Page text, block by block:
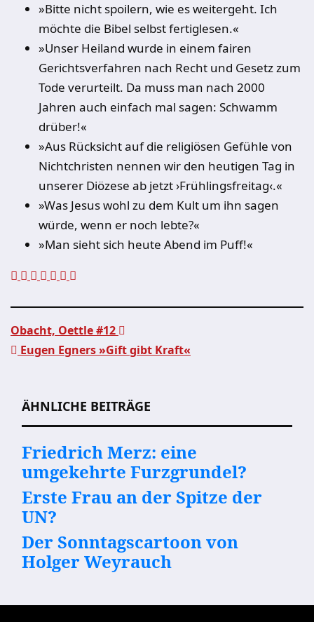
»Bitte nicht spoilern, wie es weitergeht. Ich
möchte die Bibel selbst fertiglesen.«
»Unser Heiland wurde in einem fairen
Gerichtsverfahren nach Recht und Gesetz zum
Tode verurteilt. Da muss man nach 2000
Jahren auch einfach mal sagen: Schwamm
drüber!«
»Aus Rücksicht auf die religiösen Gefühle von
Nichtchristen nennen wir den heutigen Tag in
unserer Diözese ab jetzt ›Frühlingsfreitag‹.«
»Was Jesus wohl zu dem Kult um ihn sagen
würde, wenn er noch lebte?«
»Man sieht sich heute Abend im Puff!«
Obacht, Oettle #12
Eugen Egners »Gift gibt Kraft«
ÄHNLICHE BEITRÄGE
Friedrich Merz: eine
umgekehrte Furzgrundel?
Erste Frau an der Spitze der
UN?
Der Sonntagscartoon von
Holger Weyrauch